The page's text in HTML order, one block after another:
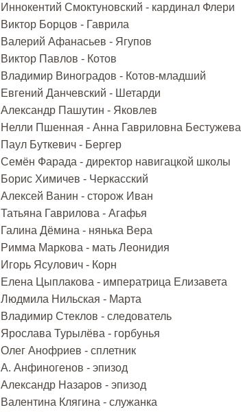
Иннокентий Смоктуновский - кардинал Флери
Виктор Борцов - Гаврила
Валерий Афанасьев - Ягупов
Виктор Павлов - Котов
Владимир Виноградов - Котов-младший
Евгений Данчевский - Шетарди
Александр Пашутин - Яковлев
Нелли Пшенная - Анна Гавриловна Бестужева
Паул Буткевич - Бергер
Семён Фарада - директор навигацкой школы
Борис Химичев - Черкасский
Алексей Ванин - сторож Иван
Татьяна Гаврилова - Агафья
Галина Дёмина - нянька Вера
Римма Маркова - мать Леонидия
Игорь Ясулович - Корн
Елена Цыплакова - императрица Елизавета
Людмила Нильская - Марта
Владимир Стеклов - следователь
Ярослава Турылёва - горбунья
Олег Анофриев - сплетник
А. Анфиногенов - эпизод
Александр Назаров - эпизод
Валентина Клягина - служанка